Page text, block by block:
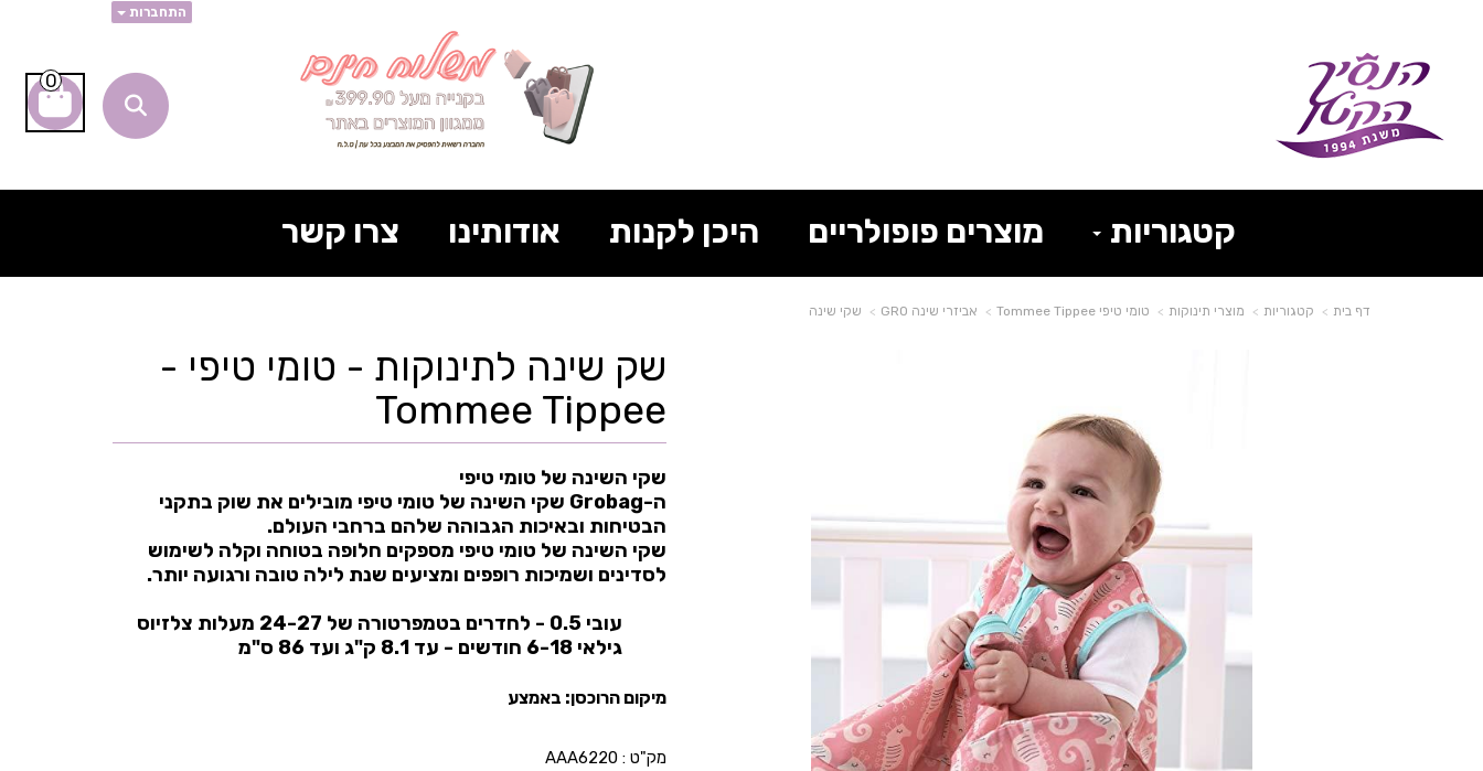
התחברות
0
קטגוריות מוצרים פופולריים היכן לקנות אודותינו צרו קשר
דף בית קטגוריות מוצרי תינוקות טומי טיפי Tommee Tippee אביזרי שינה GRO שקי שינה
שק שינה לתינוקות - טומי טיפי -
Tommee Tippee
שקי השינה של טומי טיפי
ה-Grobag שקי השינה של טומי טיפי מובילים את שוק בתקני
הבטיחות ובאיכות הגבוהה שלהם ברחבי העולם.
שקי השינה של טומי טיפי מספקים חלופה בטוחה וקלה לשימוש
לסדינים ושמיכות רופפים ומציעים שנת לילה טובה ורגועה יותר.
עובי 0.5 - לחדרים בטמפרטורה של 24-27 מעלות צלזיוס
גילאי 6-18 חודשים - עד 8.1 ק"ג ועד 86 ס"מ
מיקום הרוכסן: באמצע
מק"ט :AAA6220